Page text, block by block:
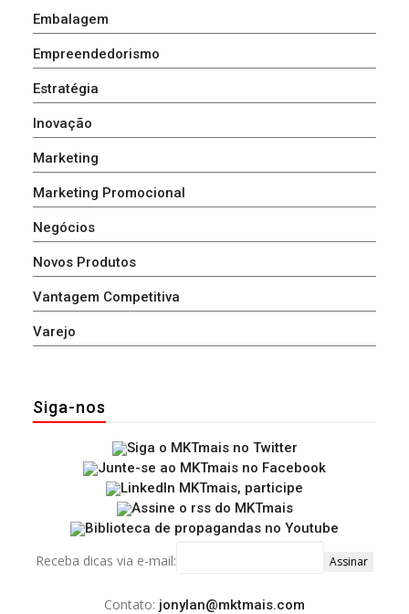
Embalagem
Empreendedorismo
Estratégia
Inovação
Marketing
Marketing Promocional
Negócios
Novos Produtos
Vantagem Competitiva
Varejo
Siga-nos
Receba dicas via e-mail:
Contato: jonylan@mktmais.com